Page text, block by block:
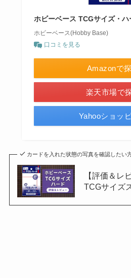
ホビーベース TCGサイズ・ハ
ホビーベース(Hobby Base)
口コミを見る
Amazonで
楽天市場で
Yahooショッ
カードを入れた状態の写真を確認したい
【評価＆レ
TCGサイズ